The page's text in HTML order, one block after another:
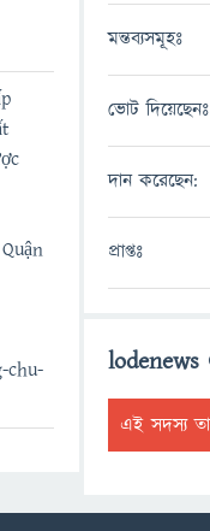
chu-
মন্তব্যসমূহঃ
ভোট দিয়েছেনঃ
দান করেছেন:
প্রাপ্তঃ
এই সদস্য